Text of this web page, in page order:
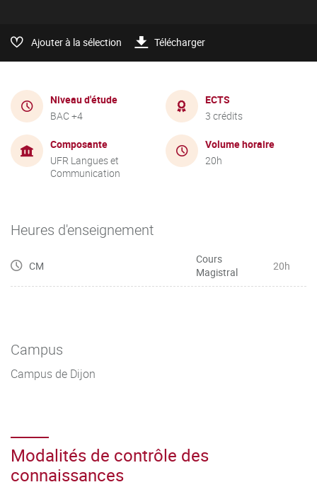
Ajouter à la sélection Télécharger
Niveau d'étude
BAC +4
ECTS
3 crédits
Composante
UFR Langues et
Communication
Volume horaire
20h
Heures d'enseignement
CM
Cours
Magistral
20h
Campus
Campus de Dijon
Modalités de contrôle des
connaissances